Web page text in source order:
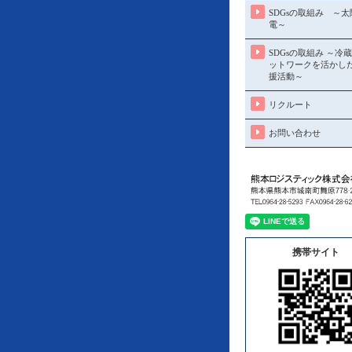
SDGsの取組み ～太
電～
SDGsの取組み ～冷
ットワークを活かし
援活動～
リクルート
お問い合わせ
携帯サイト